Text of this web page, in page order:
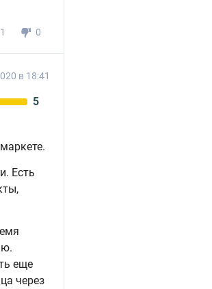
1 0
в 18:41
5
Есть
еще
через